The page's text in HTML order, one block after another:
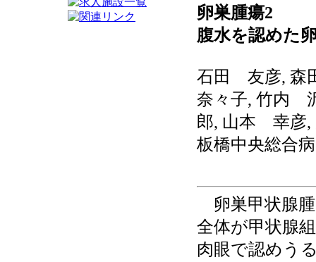
卵巣腫瘍2
腹水を認めた
石田 友彦,
奈々子, 竹内
郎, 山本 幸彦
板橋中央総合
卵巣甲状腺
全体が甲状腺
肉眼で認めう